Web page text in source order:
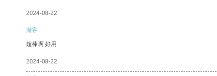
2024-08-22
游客
超棒啊 好用
2024-08-22